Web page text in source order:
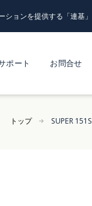
ョンを提供する「連基」
ポート お問合せ
トップ SUPER 151S